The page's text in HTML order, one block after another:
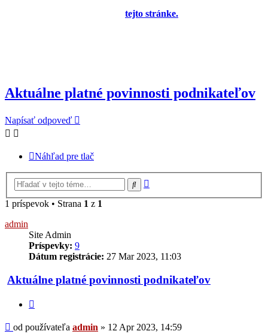
tejto stránke.
Aktuálne platné povinnosti podnikateľov
Napísať odpoveď
Náhľad pre tlač
Hľadať
1 príspevok • Strana 1 z 1
admin
Site Admin
Príspevky: 9
Dátum registrácie: 27 Mar 2023, 11:03
Aktuálne platné povinnosti podnikateľov
Príspevok
od používateľa admin » 12 Apr 2023, 14:59